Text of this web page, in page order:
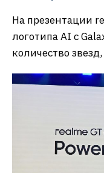
На презентации
логотипа AI с
количество